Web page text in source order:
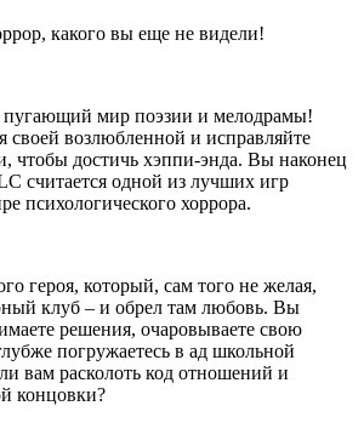
какого вы еще не видели!
пугающий мир поэзии и мелодрамы!
своей возлюбленной и исправляйте
чтобы достичь хэппи-энда. Вы наконец
считается одной из лучших игр
психологического хоррора.
героя, который, сам того не желая,
клуб – и обрел там любовь. Вы
решения, очаровываете свою
погружаетесь в ад школьной
вам расколоть код отношений и
концовки?